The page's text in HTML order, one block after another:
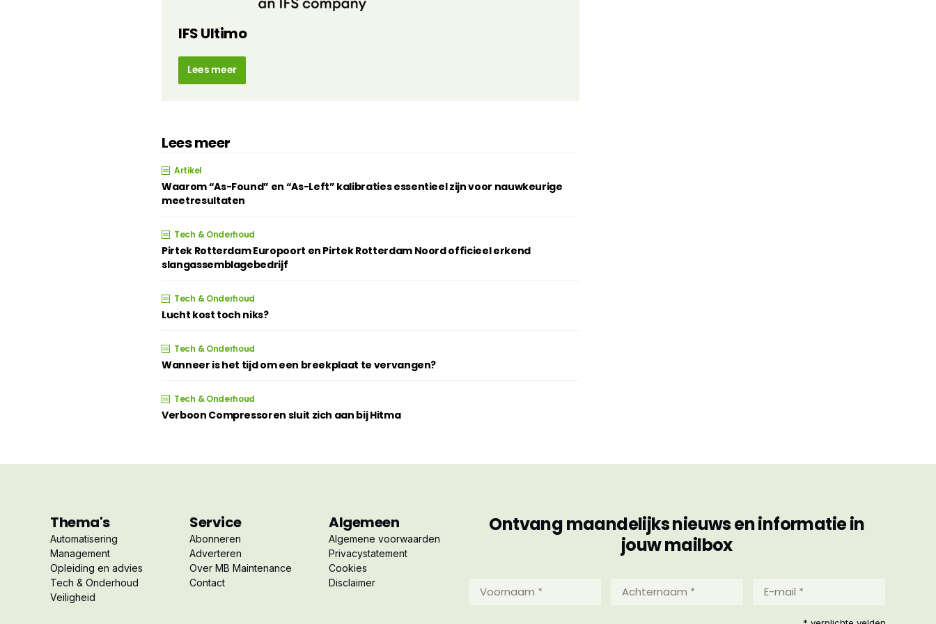
IFS Ultimo
Lees meer
Lees meer
Artikel
Waarom “As-Found” en “As-Left” kalibraties essentieel zijn voor nauwkeurige
meetresultaten
Tech & Onderhoud
Pirtek Rotterdam Europoort en Pirtek Rotterdam Noord officieel erkend
slangassemblagebedrijf
Tech & Onderhoud
Lucht kost toch niks?
Tech & Onderhoud
Wanneer is het tijd om een breekplaat te vervangen?
Tech & Onderhoud
Verboon Compressoren sluit zich aan bij Hitma
Thema's
Automatisering
Management
Opleiding en advies
Tech & Onderhoud
Veiligheid
Service
Abonneren
Adverteren
Over MB Maintenance
Contact
Algemeen
Algemene voorwaarden
Privacystatement
Cookies
Disclaimer
Ontvang maandelijks nieuws en informatie in
jouw mailbox
Achternaam
mail